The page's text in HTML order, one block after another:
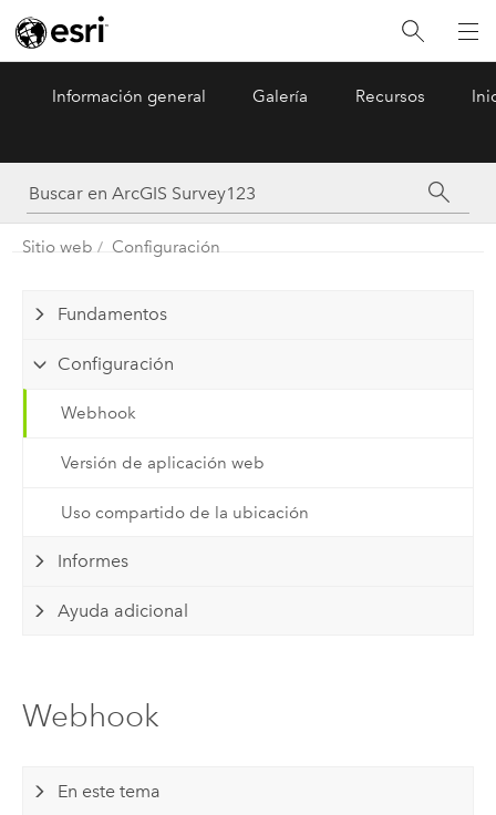
ArcGIS Survey123
Información general Galería Recursos
Sitio web Configuración
Fundamentos
Configuración
Webhook
Versión de aplicación web
Uso compartido de la ubicación
Informes
Ayuda adicional
Webhook
En este tema